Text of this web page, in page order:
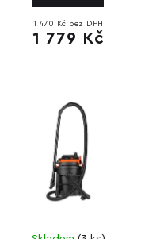
1 470 Kč bez DPH
1 779 Kč